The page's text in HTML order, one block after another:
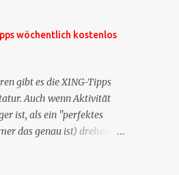
wöchentlich kostenlos
gibt es die XING-Tipps
Auch wenn Aktivität
ist, als ein "perfektes
das genau ist) drehen